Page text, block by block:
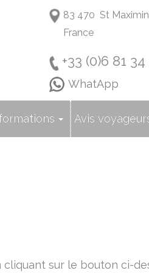
83 470 St
France
+33 (0)6 81 34
WhatApp
Avis
sur le bouton ci-